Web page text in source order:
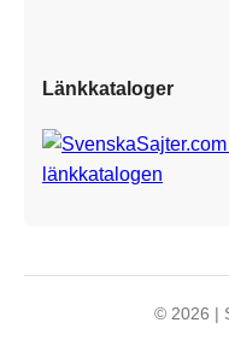
Länkkataloger
© 2026 |